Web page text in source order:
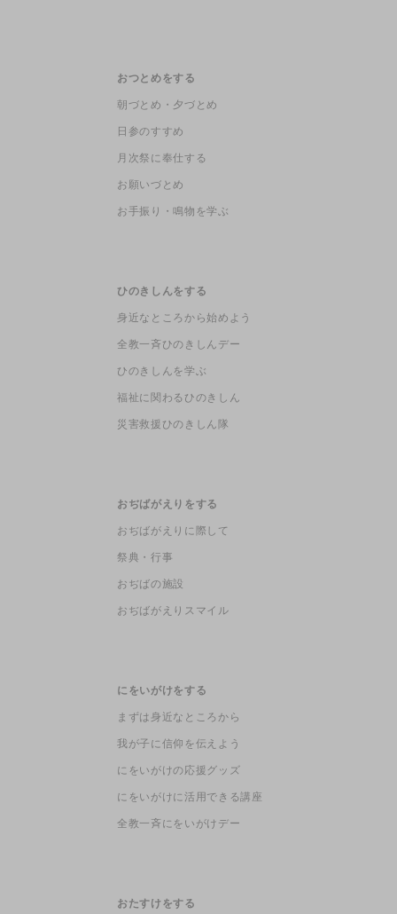
おつとめをする
朝づとめ・夕づとめ
日参のすすめ
月次祭に奉仕する
お願いづとめ
お手振り・鳴物を学ぶ
ひのきしんをする
身近なところから始めよう
全教一斉ひのきしんデー
ひのきしんを学ぶ
福祉に関わるひのきしん
災害救援ひのきしん隊
おぢばがえりをする
おぢばがえりに際して
祭典・行事
おぢばの施設
おぢばがえりスマイル
にをいがけをする
まずは身近なところから
我が子に信仰を伝えよう
にをいがけの応援グッズ
にをいがけに活用できる講座
全教一斉にをいがけデー
おたすけをする